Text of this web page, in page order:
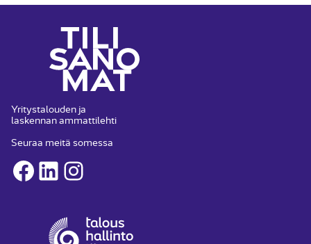
Yritystalouden ja
laskennan ammattilehti
Seuraa meitä somessa
Facebook
LinkedInInstagram